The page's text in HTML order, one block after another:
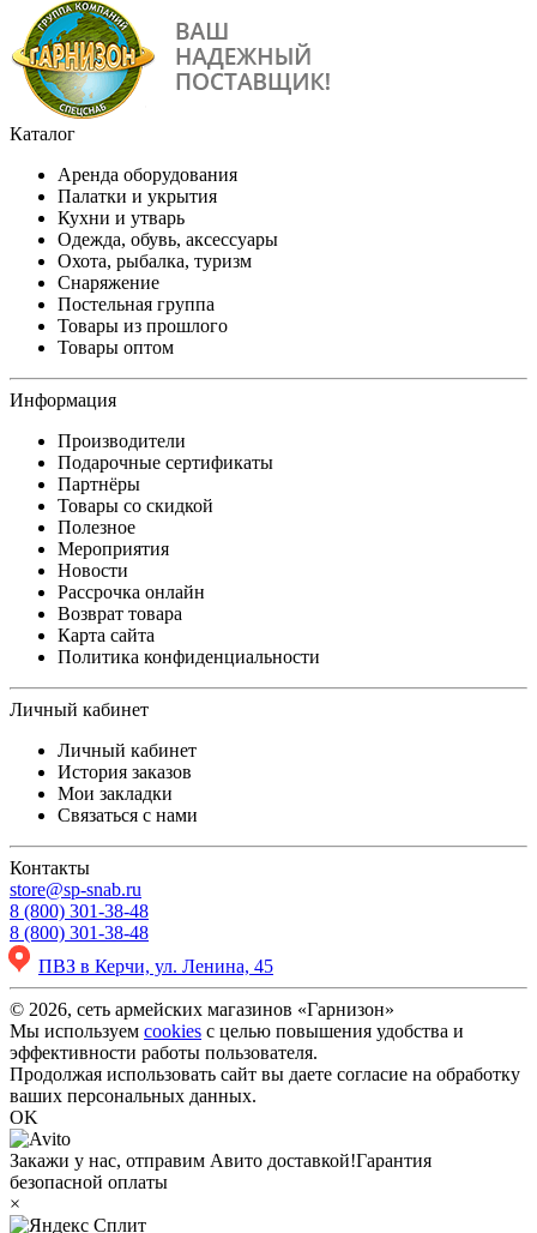
Каталог
Аренда оборудования
Палатки и укрытия
Кухни и утварь
Одежда, обувь, аксессуары
Охота, рыбалка, туризм
Снаряжение
Постельная группа
Товары из прошлого
Товары оптом
Информация
Производители
Подарочные сертификаты
Партнёры
Товары со скидкой
Полезное
Мероприятия
Новости
Рассрочка онлайн
Возврат товара
Карта сайта
Политика конфиденциальности
Личный кабинет
Личный кабинет
История заказов
Мои закладки
Связаться с нами
Контакты
store@sp-snab.ru
8 (800) 301-38-48
8 (800) 301-38-48
ПВЗ в Керчи, ул. Ленина, 45
© 2026, сеть армейских магазинов «Гарнизон»
Мы используем cookies с целью повышения удобства и
эффективности работы пользователя.
Продолжая использовать сайт вы даете согласие на обработку
ваших персональных данных.
OK
Закажи у нас, отправим Авито доставкой!Гарантия
безопасной оплаты
×